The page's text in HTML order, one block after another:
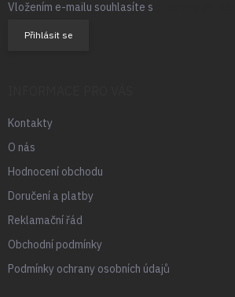
Vložením e-mailu souhlasíte s
Přihlásit se
Kontakty
O nás
Hodnocení obchodu
Doručení a platby
Reklamační řád
Obchodní podmínky
Podmínky ochrany osobních údajů